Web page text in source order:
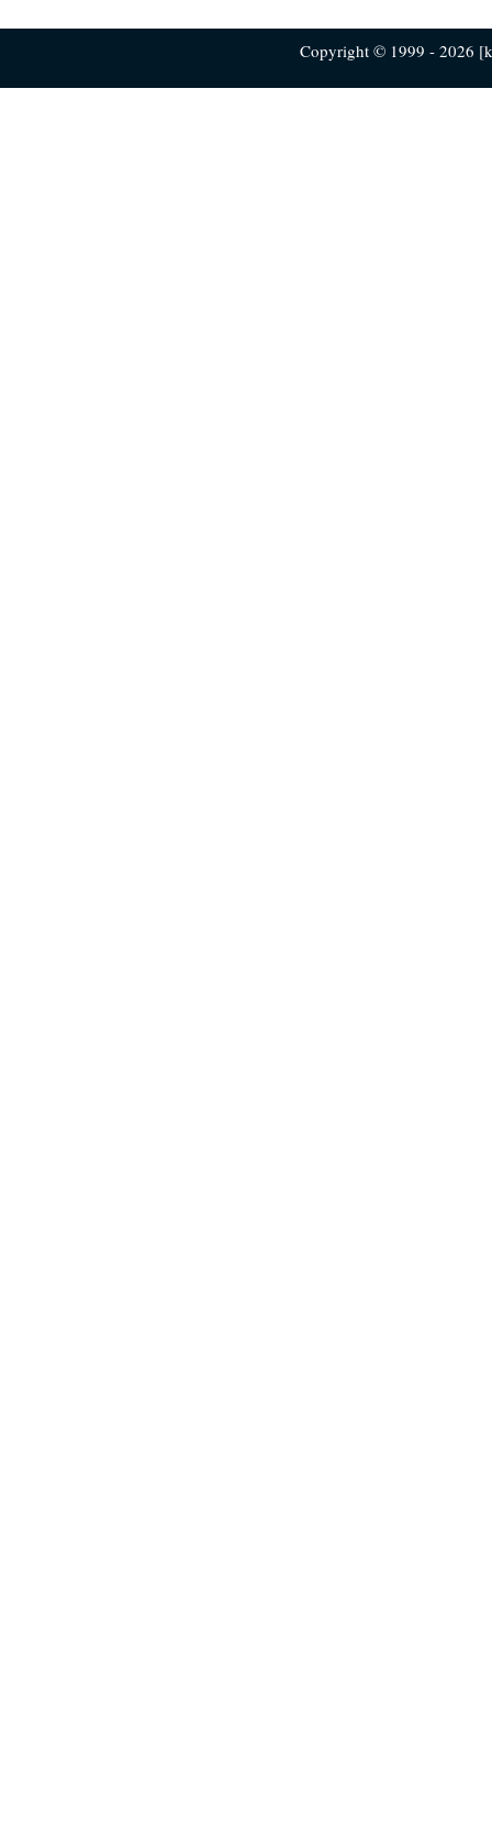
Copyright © 1999 - 2026